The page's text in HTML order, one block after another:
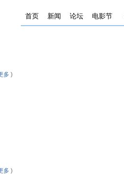
首页 新闻 论坛 电影节
多 )
多 )